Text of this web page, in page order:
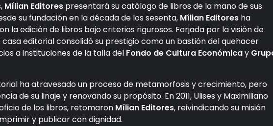
Mílian Editores presentará su catálogo de libros de la mano de sus
su fundación en la década de los sesenta, Mílian Editores ha
la edición de libros bajo criterios rigurosos. Forjada por la visión de
casa editorial consolidó su prestigio como un bastión del quehacer
a instituciones de la talla del Fondo de Cultura Económicay
ha atravesado un proceso de metamorfosis y crecimiento, pero
de su linaje y renovando su propósito. En 2011, Ulises y Maximiliano
de los libros, retomaron Mílian Editores, reivindicando su misión
y publicar con dignidad.